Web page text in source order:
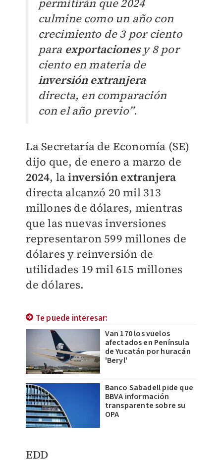
permitirán que 2024
culmine como un año con
crecimiento de 3 por ciento
para exportacionesy 8 por
ciento en materia de
inversión extranjera
directa, en comparación
con el año previo”.
La Secretaría de Economía (SE)
dijo que, de enero a marzo de
2024, lainversión extranjera
directa alcanzó 20 mil 313
millones de dólares, mientras
que las nuevas inversiones
representaron 599 millones de
dólares y reinversión de
utilidades 19 mil 615 millones
de dólares.
Te puede interesar:
Van 170 los vuelos
afectados en Península
de Yucatán por huracán
'Beryl'
Banco Sabadell pide que
BBVA información
transparente sobre su
OPA
EDD